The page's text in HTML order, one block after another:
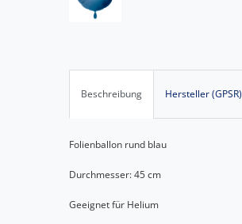
Beschreibung Hersteller (GPSR)
Folienballon rund blau
Durchmesser: 45 cm
Geeignet für Helium